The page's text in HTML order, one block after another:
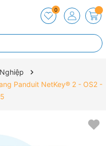
0
Panduit NetKey® 2 - OS2 -